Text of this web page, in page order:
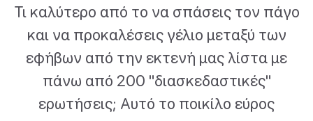
Τι καλύτερο από το να σπάσεις τον πάγο
και να προκαλέσεις γέλιο μεταξύ των
εφήβων από την εκτενή μας λίστα με
πάνω από 200 "διασκεδαστικές"
ερωτήσεις; Αυτό το ποικίλο εύρος